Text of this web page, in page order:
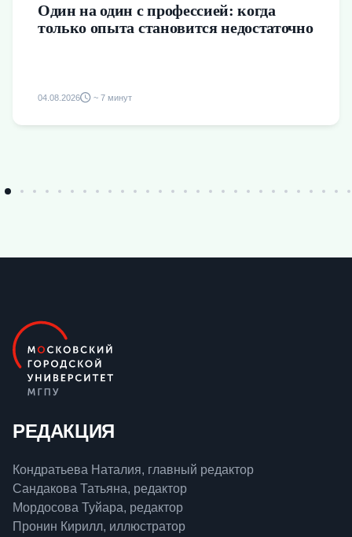
Один на один с профессией: когда
только опыта становится недостаточно
04.08.2026 ~ 7 минут
РЕДАКЦИЯ
Кондратьева Наталия, главный редактор
Сандакова Татьяна, редактор
Мордосова Туйара, редактор
Пронин Кирилл, иллюстратор